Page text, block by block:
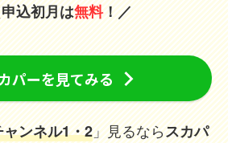
込初月は無料！／
パーを見てみる
ンネル1・2」見るならスカパ